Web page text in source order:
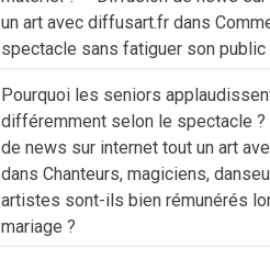
un art avec diffusart.fr dans
spectacle sans fatiguer son public
Pourquoi les seniors
différemment selon le spectacle
de news sur internet tout un art
dansChanteurs, magiciens,
artistes sont-ils bien rémunérés
mariage ?